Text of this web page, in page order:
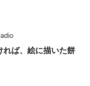
ければ、絵に描いた餅